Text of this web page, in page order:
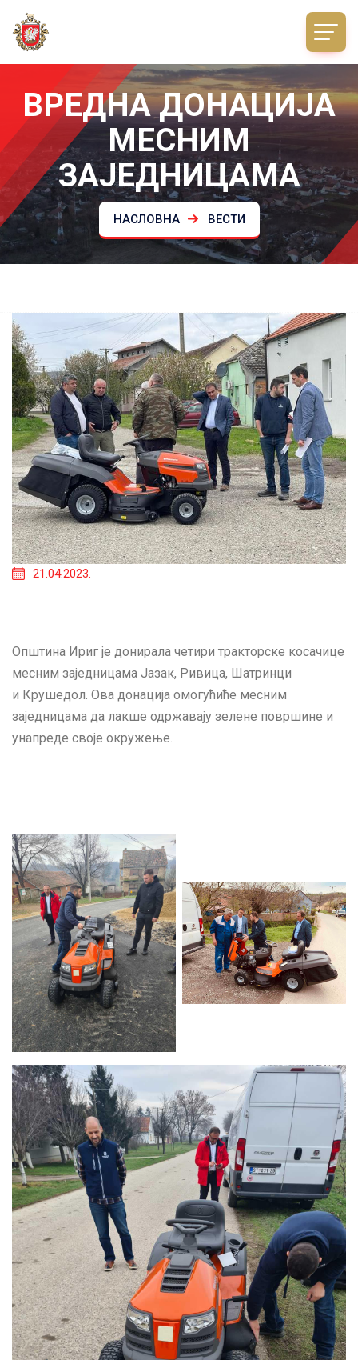
ВРЕДНА ДОНАЦИЈА
МЕСНИМ
ЗАЈЕДНИЦАМА
НАСЛОВНА ВЕСТИ
21.04.2023.
Општина Ириг је донирала четири тракторске косачице
месним заједницама Јазак, Ривица, Шатринци
и Крушедол. Ова донација омогућиће месним
заједницама да лакше одржавају зелене површине и
унапреде своје окружење.